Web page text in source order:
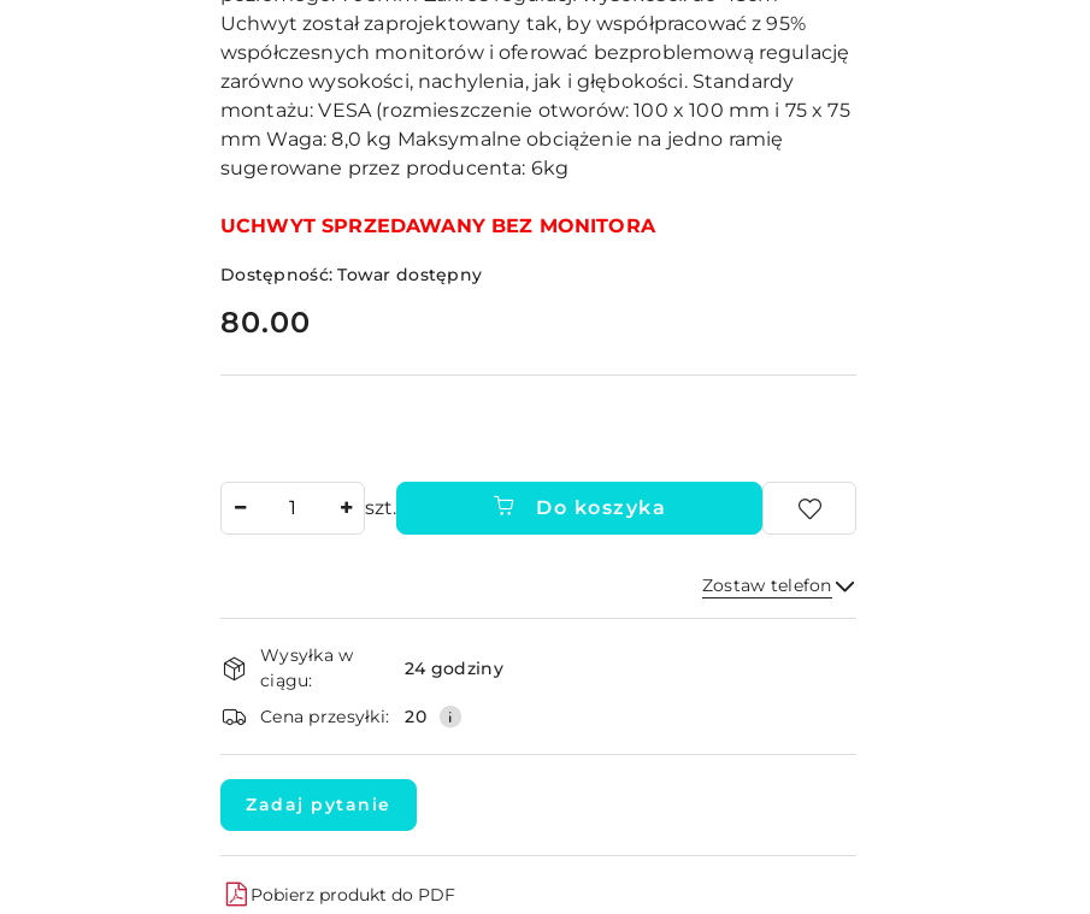
Uchwyt został zaprojektowany tak, by współpracować z 95%
współczesnych monitorów i oferować bezproblemową regulację
zarówno wysokości, nachylenia, jak i głębokości. Standardy
montażu: VESA (rozmieszczenie otworów: 100 x 100 mm i 75 x 75
mmWaga: 8,0 kg Maksymalne obciążenie na jedno ramię
sugerowane przez producenta: 6kg
UCHWYT SPRZEDAWANY BEZ MONITORA
Dostępność:Towar dostępny
cena:
80.00
szt. Do koszyka
Zostaw telefon
Wyślij
Dostępność
i
dostawa
Wysyłka w
ciągu:
24 godziny
Cena przesyłki: 20
Zadaj pytanie
Pobierz produkt do PDF